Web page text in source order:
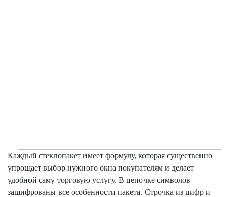
Каждый стеклопакет имеет формулу, которая существенно
упрощает выбор нужного окна покупателям и делает
удобной саму торговую услугу. В цепочке символов
зашифрованы все особенности пакета. Строчка из цифр и